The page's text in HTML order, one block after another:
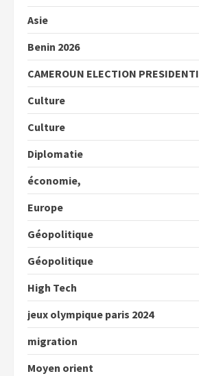
Asie
Benin 2026
CAMEROUN ELECTION
Culture
Culture
Diplomatie
économie,
Europe
Géopolitique
Géopolitique
High Tech
jeux olympique paris 2024
migration
Moyen orient